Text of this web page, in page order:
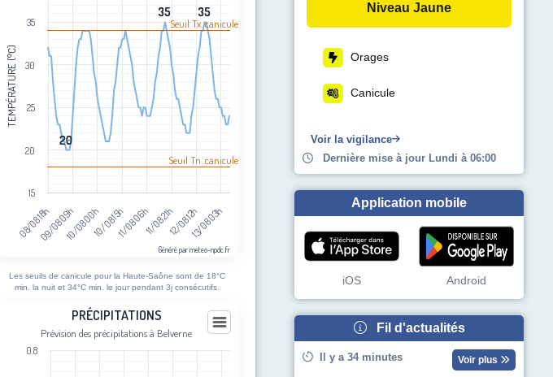
The chart has 1 X axis displaying categories.
The chart has 1 Y axis displaying Température (°C). Data ranges from 20 to 35.
TEMPÉRATURE (°C)
20
20
35
35 35
35
08/08 18h09/08 09h10/08 00h10/08 15h11/08 06h11/08 21h12/08 12h13/08 03h
15
20
25
30
35
Généré par meteo-npdc.fr
Seuil Tx. canicule
Seuil Tn. canicule
Les seuils de canicule pour la Haute-Saône sont de 18°C
min. la nuit et 34°C min. le jour pendant 3j consécutifs.
Bar chart with 111 bars.
Prévision des précipitations à Belverne
PRÉCIPITATIONS
Prévision des précipitations à Belverne
0.8
Niveau Jaune
Orages
Canicule
Voir la vigilance
Dernière mise à jour Lundi à 06:00
Application mobile
iOS Android
Fil d'actualités
Il y a 34 minutes Voir plus